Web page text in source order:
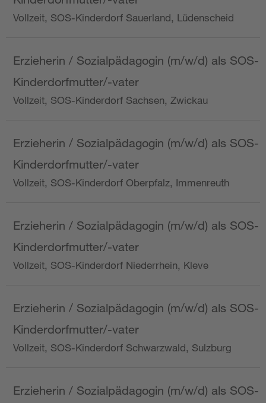
Vollzeit, SOS-Kinderdorf Sauerland, Lüdenscheid
Erzieherin / Sozialpädagogin (m/w/d) als SOS-
Kinderdorfmutter/-vater
Vollzeit, SOS-Kinderdorf Sachsen, Zwickau
Erzieherin / Sozialpädagogin (m/w/d) als SOS-
Kinderdorfmutter/-vater
Vollzeit, SOS-Kinderdorf Oberpfalz, Immenreuth
Erzieherin / Sozialpädagogin (m/w/d) als SOS-
Kinderdorfmutter/-vater
Vollzeit, SOS-Kinderdorf Niederrhein, Kleve
Erzieherin / Sozialpädagogin (m/w/d) als SOS-
Kinderdorfmutter/-vater
Vollzeit, SOS-Kinderdorf Schwarzwald, Sulzburg
Erzieherin / Sozialpädagogin (m/w/d) als SOS-